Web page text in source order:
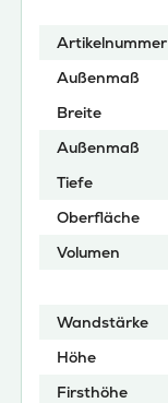
Artikelnummer
Außenmaß
Breite
Außenmaß
Tiefe
Oberfläche
Volumen
Wandstärke
Höhe
Firsthöhe